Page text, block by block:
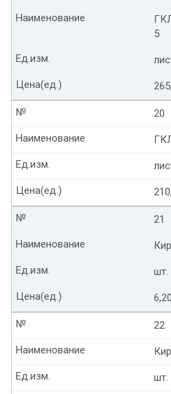
5
Наименование
Ед.изм.
Цена(ед.)
20
№
Наименование
Ед.изм.
Цена(ед.)
21
№
Наименование
шт.
Ед.изм.
Цена(ед.)
22
№
Наименование
шт.
Ед.изм.